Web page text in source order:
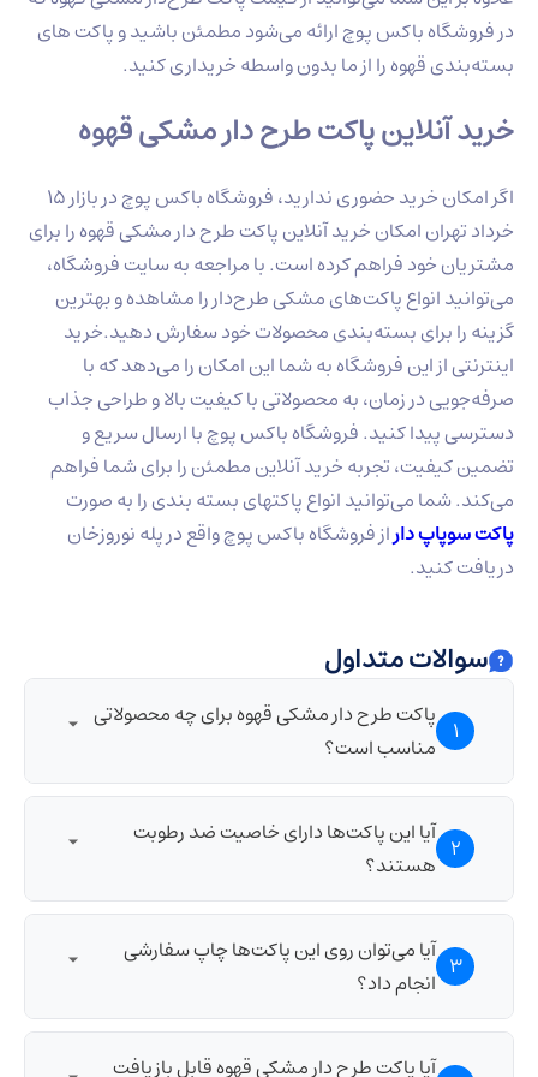
در فروشگاه باکس پوچ ارائه می‌شود مطمئن باشید و پاکت های
بسته‌بندی قهوه را از ما بدون واسطه خریداری کنید.
خرید آنلاین پاکت طرح دار مشکی قهوه
اگر امکان خرید حضوری ندارید، فروشگاه باکس پوچ در بازار 15
خرداد تهران امکان خرید آنلاین پاکت طرح دار مشکی قهوه را برای
مشتریان خود فراهم کرده است. با مراجعه به سایت فروشگاه،
می‌توانید انواع پاکت‌های مشکی طرح‌دار را مشاهده و بهترین
گزینه را برای بسته‌بندی محصولات خود سفارش دهید.خرید
اینترنتی از این فروشگاه به شما این امکان را می‌دهد که با
صرفه‌جویی در زمان، به محصولاتی با کیفیت بالا و طراحی جذاب
دسترسی پیدا کنید. فروشگاه باکس پوچ با ارسال سریع و
تضمین کیفیت، تجربه خرید آنلاین مطمئن را برای شما فراهم
می‌کند. شما می‌توانید انواع پاکتهای بسته بندی را به صورت
پاکت سوپاپ داراز فروشگاه باکس پوچ واقع در پله نوروزخان
دریافت کنید.
سوالات متداول
پاکت طرح دار مشکی قهوه برای چه محصولاتی
مناسب است؟
این پاکت‌ها به‌ویژه برای بسته‌بندی قهوه و سایر محصولات
مشابه طراحی شده‌اند.
2 آیا این پاکت‌ها دارای خاصیت ضد رطوبت
هستند؟
بله، بسیاری از این پاکت‌ها برای حفظ تازگی قهوه و
جلوگیری از نفوذ رطوبت طراحی شده‌اند.
3 آیا می‌توان روی این پاکت‌ها چاپ سفارشی
انجام داد؟
بله، امکان چاپ طرح‌های سفارشی و لوگو بر روی این
آیا پاکت طرح دار مشکی قهوه قابل بازیافت